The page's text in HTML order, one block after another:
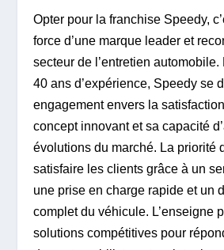
Opter pour la franchise Speedy,
force d’une marque leader et
secteur de l’entretien
40 ans d’expérience, Speedy se
engagement envers la
concept innovant et sa capacité
évolutions du marché. La priorité
satisfaire les clients grâce à un
une prise en charge rapide et un
complet du véhicule. L’enseigne
solutions compétitives pour